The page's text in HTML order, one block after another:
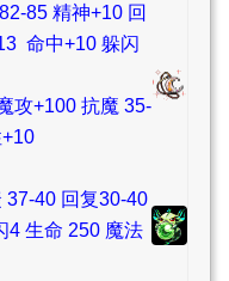
85 精神+10 回
命中+10 躲闪
攻+100 抗魔 35-
37-40 回复30-40
4 生命 250 魔法